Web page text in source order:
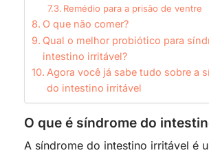
Remédio para a prisão de ventre
O que não comer?
Qual o melhor probiótico para
intestino irritável?
Agora você já sabe tudo sobre a
do intestino irritável
O que é síndrome do
A síndrome do intestino irritável é